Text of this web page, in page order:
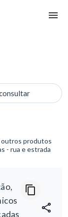
outros produtos
- rua e estrada